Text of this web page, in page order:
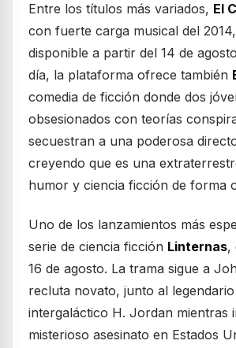
Entre los títulos más variados, El
con fuerte carga musical del
disponible a partir del 14 de
día, la plataforma ofrece también
comedia de ficción donde dos
obsesionados con teorías
secuestran a una poderosa
creyendo que es una
humor y ciencia ficción de forma
Uno de los lanzamientos más
serie de ciencia ficción Linternas,
16 de agosto. La trama sigue a
recluta novato, junto al
intergaláctico H. Jordan mientras
misterioso asesinato en Estados